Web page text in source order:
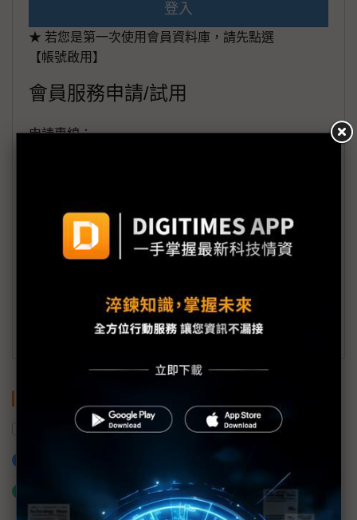
登入
★ 若您是第一次使用會員資料庫，請先點選
【帳號啟用】
會員服務申請/試用
申請專線：
會員信箱：
member@digitimes.com
訂閱DIGITIMES 行動版
螞蟻集團 新加坡
什麼是「關鍵字追蹤」